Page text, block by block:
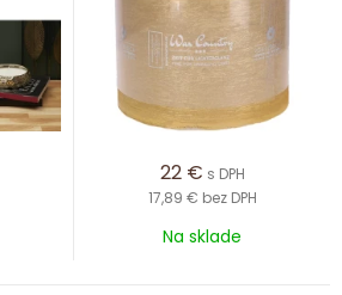
22 € s DPH
17,89 € bez DPH
Na sklade